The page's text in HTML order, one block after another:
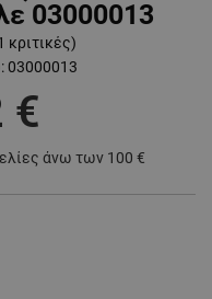
03000013
κριτικές)
03000013
€
άνω των 100 €